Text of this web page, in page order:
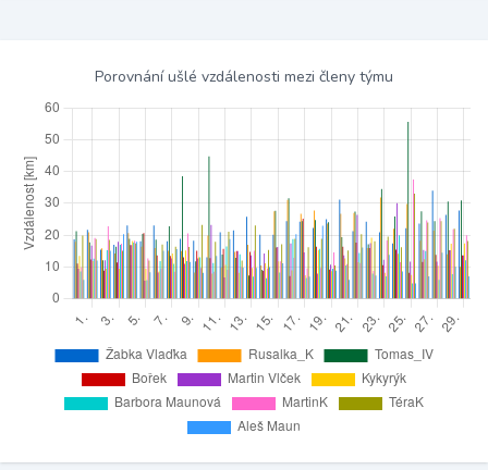
Porovnání ušlé vzdálenosti mezi členy týmu